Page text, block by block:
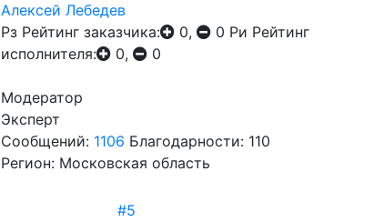
Алексей Лебедев
Рз Рейтинг заказчика: 0, 0 Ри Рейтинг
исполнителя:
0, 0
Модератор
Эксперт
Сообщений: 1106 Благодарности: 110
Регион: Московская область
#5